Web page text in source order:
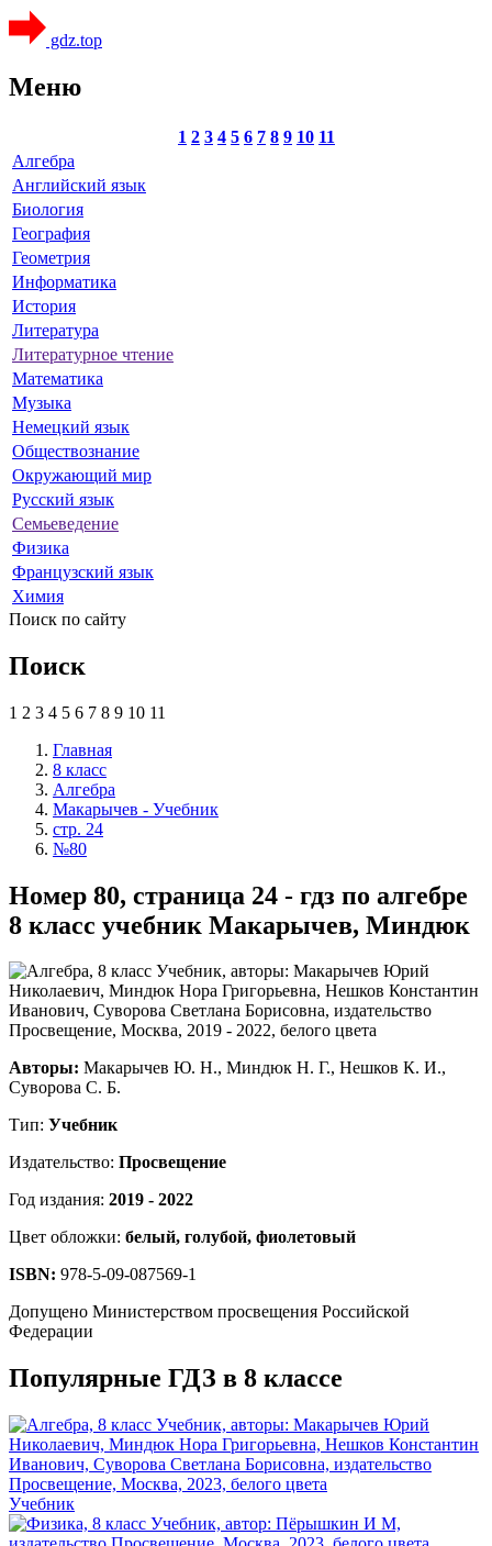
gdz.top
Меню
1 2 3 4 5 6 7 8 9 10 11
Алгебра
Английский язык
Биология
География
Геометрия
Информатика
История
Литература
Литературное чтение
Математика
Музыка
Немецкий язык
Обществознание
Окружающий мир
Русский язык
Семьеведение
Физика
Французский язык
Химия
Поиск по сайту
Поиск
1 2 3 4 5 6 7 8 9 10 11
Главная
8 класс
Алгебра
Макарычев - Учебник
стр. 24
№80
Номер 80, страница 24 - гдз по алгебре
8 класс учебник Макарычев, Миндюк
Авторы: Макарычев Ю. Н., Миндюк Н. Г., Нешков К. И.,
Суворова С. Б.
Тип: Учебник
Издательство: Просвещение
Год издания: 2019 - 2022
Цвет обложки: белый, голубой, фиолетовый
ISBN: 978-5-09-087569-1
Допущено Министерством просвещения Российской
Федерации
Популярные ГДЗ в 8 классе
Учебник